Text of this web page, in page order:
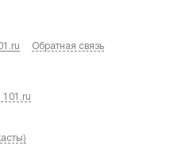
Обратная связь
101.ru